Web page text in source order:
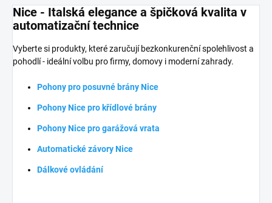
Nice - Italská elegance a špičková kvalita v
automatizační technice
Vyberte si produkty, které zaručují bezkonkurenční spolehlivost a
pohodlí - ideální volbu pro firmy, domovy i moderní zahrady.
Pohony pro posuvné brány Nice
Pohony Nice pro křídlové brány
Pohony Nice pro garážová vrata
Automatické závory Nice
Dálkové ovládání